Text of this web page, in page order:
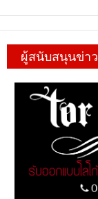
ผู้สนับสนุนข่าว